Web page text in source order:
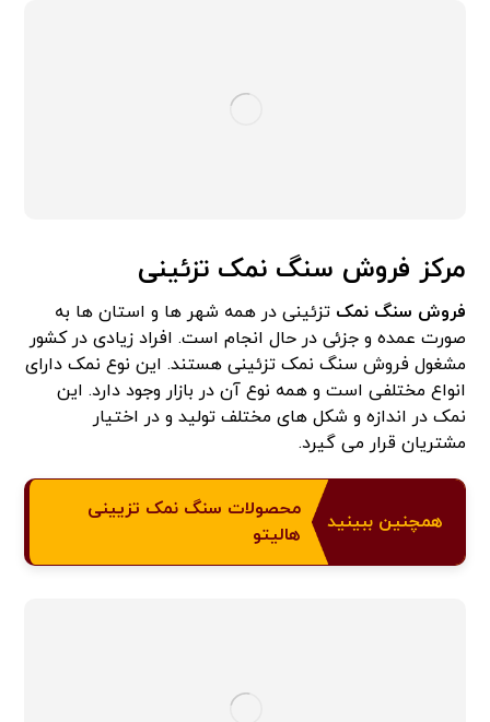
مرکز فروش سنگ نمک تزئینی
فروش سنگ نمک تزئینی در همه شهر ها و استان ها به
صورت عمده و جزئی در حال انجام است. افراد زیادی در کشور
مشغول فروش سنگ نمک تزئینی هستند. این نوع نمک دارای
انواع مختلفی است و همه نوع آن در بازار وجود دارد. این
نمک در اندازه و شکل های مختلف تولید و در اختیار
مشتریان قرار می گیرد.
همچنین ببینید
محصولات سنگ نمک تزیینی
هالیتو